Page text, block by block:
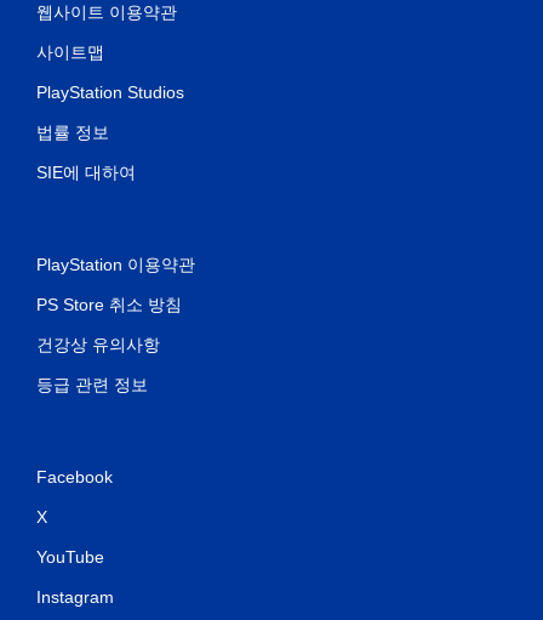
웹사이트 이용약관
사이트맵
PlayStation Studios
법률 정보
SIE에 대하여
PlayStation 이용약관
PS Store 취소 방침
건강상 유의사항
등급 관련 정보
Facebook
X
YouTube
Instagram